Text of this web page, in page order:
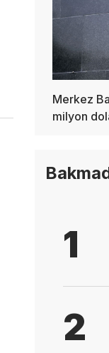
Merkez
milyon
1
2